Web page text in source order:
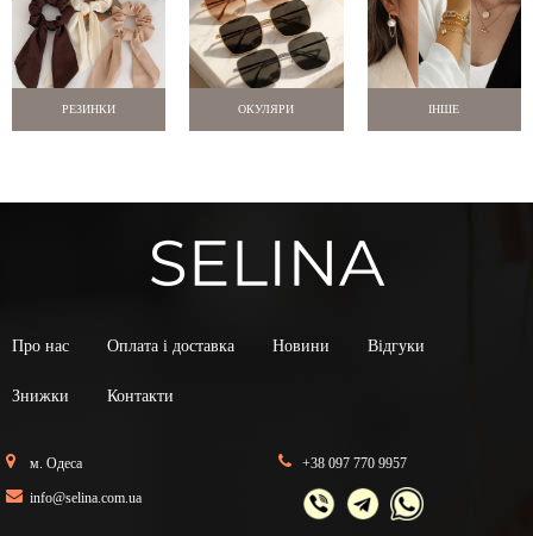
РЕЗИНКИ ОКУЛЯРИ ІНШЕ
Про нас Оплата і доставка Новини Відгуки
Знижки Контакти
м. Одеса
info@selina.com.ua
+38 097 770 9957